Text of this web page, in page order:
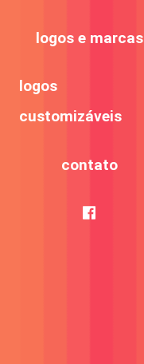
logos e marcas
logos
customizáveis
contato